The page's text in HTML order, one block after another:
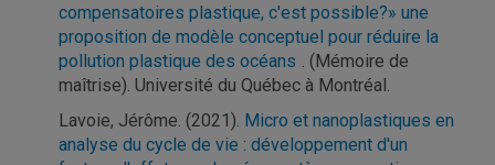
compensatoires plastique, c'est possible?» une
proposition de modèle conceptuel pour réduire la
pollution plastique des océans . (Mémoire de
maîtrise). Université du Québec à Montréal.
Lavoie, Jérôme. (2021). Micro et nanoplastiques en
analyse du cycle de vie : développement d'un